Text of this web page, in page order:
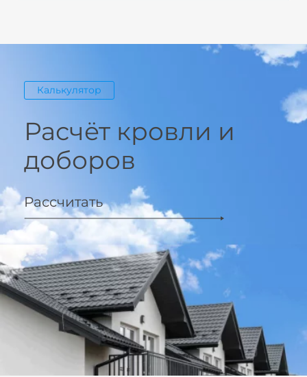
Калькулятор
Расчёт кровли и
доборов
Рассчитать